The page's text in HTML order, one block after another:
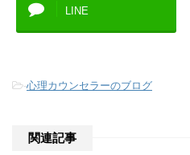
LINE
-心理カウンセラーのブログ
関連記事